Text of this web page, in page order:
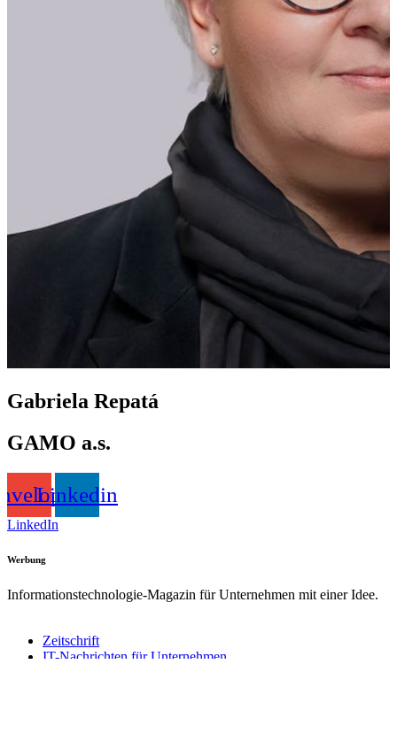
Gabriela Repatá
GAMO a.s.
Linkedin
LinkedIn
Werbung
Informationstechnologie-Magazin für Unternehmen mit einer Idee.
Zeitschrift
IT-Nachrichten für Unternehmen